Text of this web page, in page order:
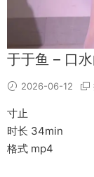
于于鱼 – 口
2026-06-12
寸止
时长 34min
格式 mp4